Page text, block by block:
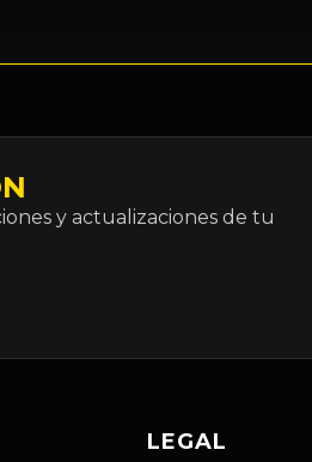
y actualizaciones de tu
LEGAL